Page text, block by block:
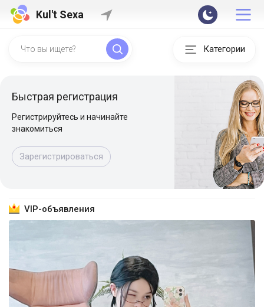
Kul't Sexa
Категории
Быстрая регистрация
Регистрируйтесь и начинайте
знакомиться
Зарегистрироваться
VIP-объявления